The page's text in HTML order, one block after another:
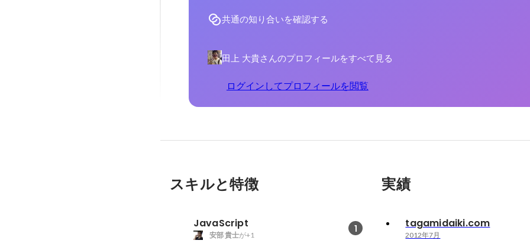
共通の知り合いを確認する
田上 大貴さんのプロフィールをすべて見る
ログインしてプロフィールを閲覧
スキルと特徴
JavaScript 1
安部 貴士が+1
実績
tagamidaiki.com
2012年7月